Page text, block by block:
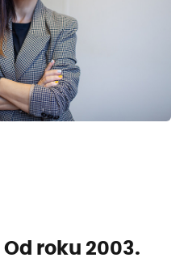
Od roku 2003.